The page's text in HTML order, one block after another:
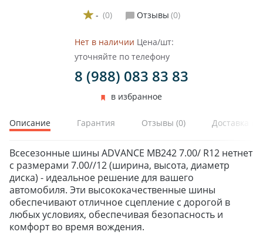
ЗИМНИЕ
ВСЕСЕЗОННЫЕ
ДЛЯ ГРУЗОВЫХ АВТО
ДЛЯ СПЕЦТЕХНИКИ
ЛИТЫЕ
ДЛЯ ГРУЗОВЫХ АВТО
ДЛЯ ГРУЗОВЫХ АВТО
ДЛЯ ЛЕГКОВЫХ АВТО
- (0) Отзывы (0)
Нет в наличии Цена/шт:
уточняйте по телефону
8 (988) 083 83 83
в избранное
Описание Гарантия Отзывы (0) Доставка и
Всесезонные шины ADVANCE MB242 7.00/ R12 нетнет
с размерами 7.00//12 (ширина, высота, диаметр
диска) - идеальное решение для вашего
автомобиля. Эти высококачественные шины
обеспечивают отличное сцепление с дорогой в
любых условиях, обеспечивая безопасность и
комфорт во время вождения.